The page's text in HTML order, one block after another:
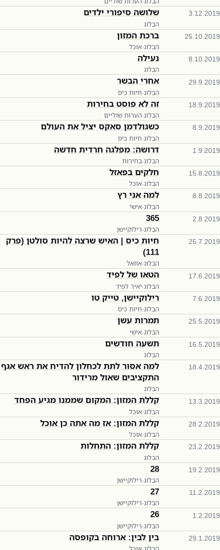
3.12.2019 שלושה סיפורי ילדים
הבלוג
25.10.2019 ברכת המזון
הבלוג·אוכל
8.10.2019 נעילה
הבלוג
29.9.2019 אחרי הבשר
הבלוג·חיות כיס
18.9.2019 זה לא פוסט בחירות
הבלוג·הערות שוליים
8.9.2019 כשגולדמן סאקס יציל את העולם
הבלוג·חיות כיס
1.9.2019 דרושה: מפלגה חרדית חדשה
הבלוג·בחירות
15.8.2019 חלקים בפאזל
הבלוג·אוכל
8.8.2019 למה אני רץ
הבלוג·אישי
2.8.2019
365
הבלוג·רילוקיישן
25.7.2019
חיות כיס | האיש שרצה להיות סולטן (פרק
111)
הבלוג·אוזאל
17.6.2019 הטאו של לפיד
הבלוג·יאיר לפיד
7.6.2019 רילוקיישן, טייק טו
הבלוג·חיות כיס
25.5.2019 תמרות עשן
הבלוג·אישי
16.5.2019 תשעה חודשים
הבלוג
18.4.2019
למה אסור לתת לכחלון להדיח את ראש אגף
התקציבים שאול מרידור
הבלוג
13.3.2019 קללת המזון: המקום שממנו מגיע הפחד
הבלוג·אוכל
28.2.2019 קללת המזון: אז מה אתה כן אוכל
הבלוג·אוכל
23.2.2019 קללת המזון: התחלות
הבלוג
19.2.2019
28
הבלוג·רילוקיישן
11.2.2019
27
הבלוג·רילוקיישן
1.2.2019
26
הבלוג·רילוקיישן
29.1.2019 בין לבין: ארוחה בקופסה